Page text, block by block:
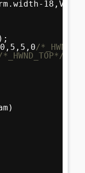
/